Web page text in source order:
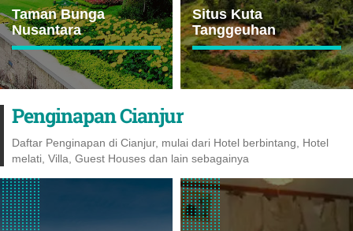
Taman Bunga
Nusantara
Situs Kuta
Tanggeuhan
Penginapan Cianjur
Daftar Penginapan di Cianjur, mulai dari Hotel berbintang, Hotel
melati, Villa, Guest Houses dan lain sebagainya